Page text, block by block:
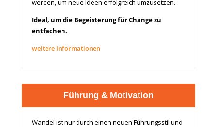
werden, um neue Ideen erfolgreich umzusetzen.
Ideal, um die Begeisterung für Change zu
entfachen.
weitere Informationen
Führung & Motivation
Wandel ist nur durch einen neuen Führungsstil und